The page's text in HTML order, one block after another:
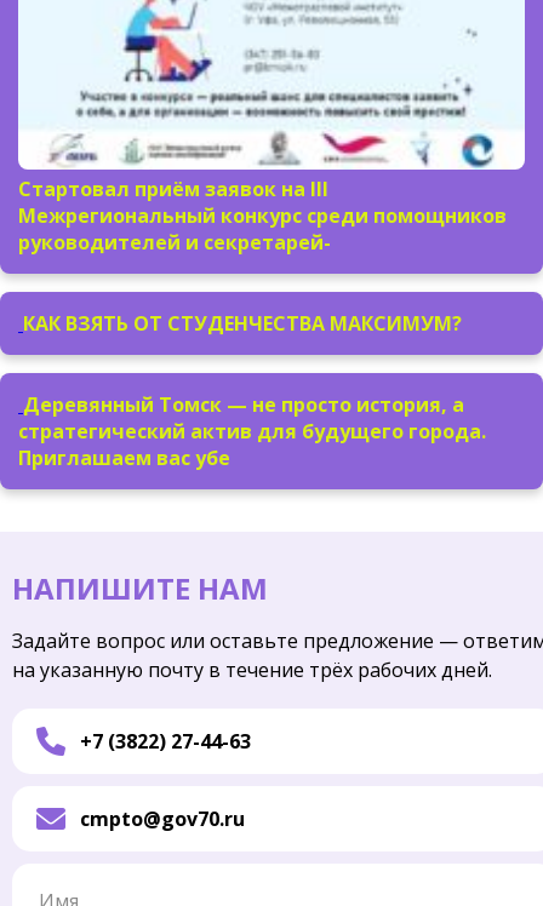
Стартовал приём заявок на III
Межрегиональный конкурс среди помощников
руководителей и секретарей-
КАК ВЗЯТЬ ОТ СТУДЕНЧЕСТВА МАКСИМУМ?
Деревянный Томск — не просто история, а
стратегический актив для будущего города.
Приглашаем вас убе
НАПИШИТЕ НАМ
Задайте вопрос или оставьте предложение —
на указанную почту в течение трёх рабочих дней.
+7 (3822) 27-44-63
cmpto@gov70.ru